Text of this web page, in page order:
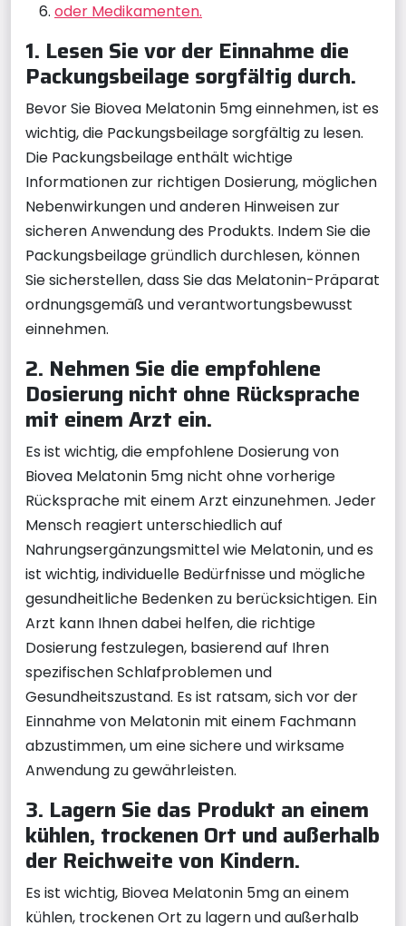
oder Medikamenten.
1. Lesen Sie vor der Einnahme die
Packungsbeilage sorgfältig durch.
Bevor Sie Biovea Melatonin 5mg einnehmen, ist es
wichtig, die Packungsbeilage sorgfältig zu lesen.
Die Packungsbeilage enthält wichtige
Informationen zur richtigen Dosierung, möglichen
Nebenwirkungen und anderen Hinweisen zur
sicheren Anwendung des Produkts. Indem Sie die
Packungsbeilage gründlich durchlesen, können
Sie sicherstellen, dass Sie das Melatonin-Präparat
ordnungsgemäß und verantwortungsbewusst
einnehmen.
2. Nehmen Sie die empfohlene
Dosierung nicht ohne Rücksprache
mit einem Arzt ein.
Es ist wichtig, die empfohlene Dosierung von
Biovea Melatonin 5mg nicht ohne vorherige
Rücksprache mit einem Arzt einzunehmen. Jeder
Mensch reagiert unterschiedlich auf
Nahrungsergänzungsmittel wie Melatonin, und es
ist wichtig, individuelle Bedürfnisse und mögliche
gesundheitliche Bedenken zu berücksichtigen. Ein
Arzt kann Ihnen dabei helfen, die richtige
Dosierung festzulegen, basierend auf Ihren
spezifischen Schlafproblemen und
Gesundheitszustand. Es ist ratsam, sich vor der
Einnahme von Melatonin mit einem Fachmann
abzustimmen, um eine sichere und wirksame
Anwendung zu gewährleisten.
3. Lagern Sie das Produkt an einem
kühlen, trockenen Ort und außerhalb
der Reichweite von Kindern.
Es ist wichtig, Biovea Melatonin 5mg an einem
kühlen, trockenen Ort zu lagern und außerhalb